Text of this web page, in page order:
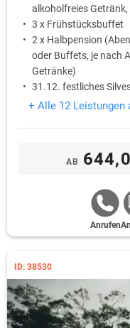
alkoholfreies Getränk,
3 x Frühstücksbuffet
2 x Halbpension
oder Buffets, je nach
Getränke)
31.12. festliches
und Live-Musik
+ Alle 12 Leistungen
AB
Anrufen
ID: 38530